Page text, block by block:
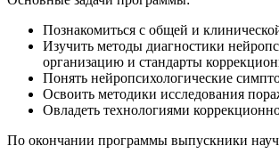
Познакомиться с общей и
Изучить методы диагностики
организацию и стандарты
Понять нейропсихологические
Освоить методики исследования
Овладеть технологиями
По окончании программы выпускники